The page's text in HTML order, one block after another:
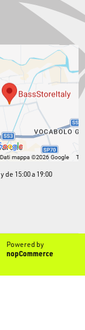
de 15:00 a 19:00
Powered by
nopCommerce